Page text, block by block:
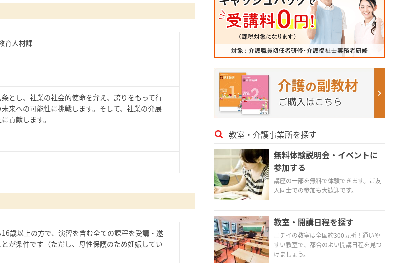
育人材課
とし、社業の社会的使命を弁え、誇りをもって行
来への可能性に挑戦します。そして、社業の発展
貢献します。
歳以上の方で、演習を含む全ての課程を受講・遂
が条件です（ただし、母性保護のため妊娠してい
教室・介護事業所を探す
無料体験説明会・イベントに
参加する
講座の一部を無料で体験できます。ご友
人同士での参加も大歓迎です。
教室・開講日程を探す
ニチイの教室は全国約300ヵ所！通いや
すい教室で、都合のよい開講日程を見つ
けましょう。